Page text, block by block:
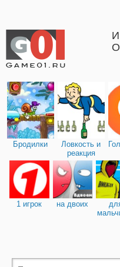
Бродилки
Ловкость и
реакция
1 игрок на двоих